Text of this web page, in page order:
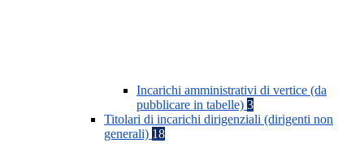
Incarichi amministrativi di vertice (da
pubblicare in tabelle) 3
Titolari di incarichi dirigenziali (dirigenti non
generali) 18